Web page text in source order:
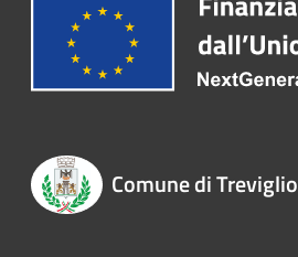
Comune di Treviglio